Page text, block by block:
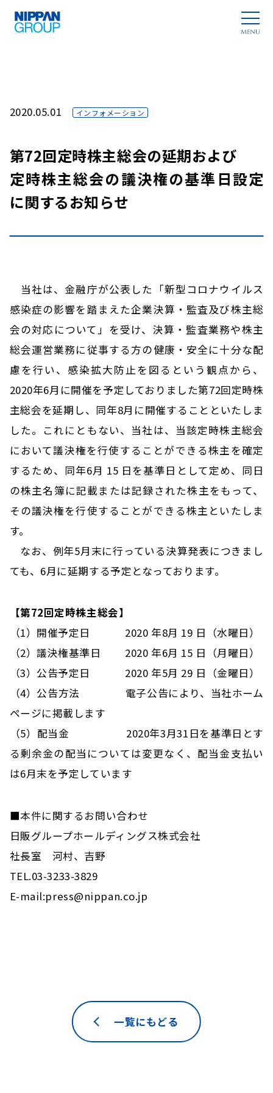
2020.05.01 インフォメーション
第72回定時株主総会の延期および
定時株主総会の議決権の基準日設定
に関するお知らせ
当社は、金融庁が公表した「新型コロナウイルス
感染症の影響を踏まえた企業決算・監査及び株主総
会の対応について」を受け、決算・監査業務や株主
総会運営業務に従事する方の健康・安全に十分な配
慮を行い、感染拡大防止を図るという観点から、
2020年6月に開催を予定しておりました第72回定時株
主総会を延期し、同年8月に開催することといたしま
した。これにともない、当社は、当該定時株主総会
において議決権を行使することができる株主を確定
するため、同年6月 15 日を基準日として定め、同日
の株主名簿に記載または記録された株主をもって、
その議決権を行使することができる株主といたしま
す。
なお、例年5月末に行っている決算発表につきまし
ても、6月に延期する予定となっております。
【第72回定時株主総会】
（1）開催予定日 2020 年8月 19 日（水曜日）
（2）議決権基準日 2020 年6月 15 日（月曜日）
（3）公告予定日 2020 年5月 29 日（金曜日）
（4）公告方法 電子公告により、当社ホーム
ページに掲載します
（5）配当金 2020年3月31日を基準日とす
る剰余金の配当については変更なく、配当金支払い
は6月末を予定しています
■本件に関するお問い合わせ
日販グループホールディングス株式会社
社長室 河村、吉野
TEL.03-3233-3829
E-mail:press@nippan.co.jp
一覧にもどる